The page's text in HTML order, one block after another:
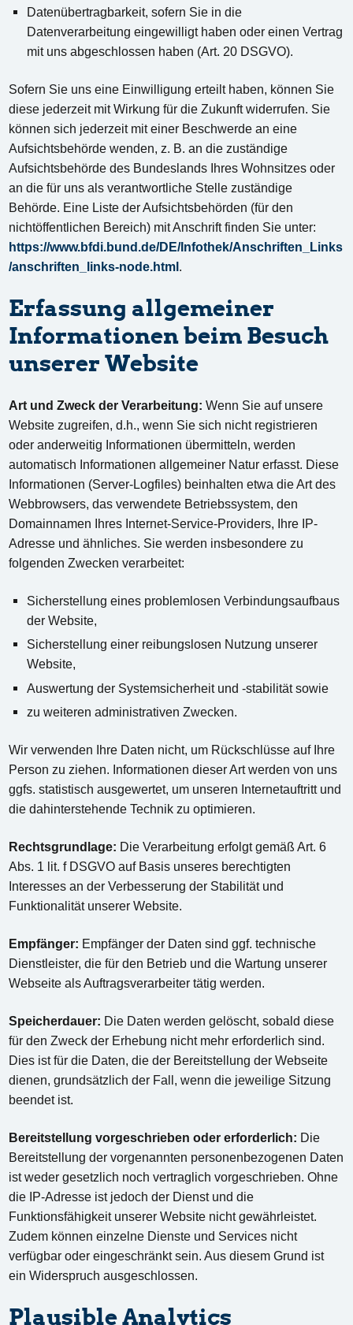
Datenübertragbarkeit, sofern Sie in die
Datenverarbeitung eingewilligt haben oder einen Vertrag
mit uns abgeschlossen haben (Art. 20 DSGVO).
Sofern Sie uns eine Einwilligung erteilt haben, können Sie
diese jederzeit mit Wirkung für die Zukunft widerrufen. Sie
können sich jederzeit mit einer Beschwerde an eine
Aufsichtsbehörde wenden, z. B. an die zuständige
Aufsichtsbehörde des Bundeslands Ihres Wohnsitzes oder
an die für uns als verantwortliche Stelle zuständige
Behörde. Eine Liste der Aufsichtsbehörden (für den
nichtöffentlichen Bereich) mit Anschrift finden Sie unter:
https://www.bfdi.bund.de/DE/Infothek/Anschriften_Links
/anschriften_links-node.html.
Erfassung allgemeiner
Informationen beim Besuch
unserer Website
Art und Zweck der Verarbeitung: Wenn Sie auf unsere
Website zugreifen, d.h., wenn Sie sich nicht registrieren
oder anderweitig Informationen übermitteln, werden
automatisch Informationen allgemeiner Natur erfasst. Diese
Informationen (Server-Logfiles) beinhalten etwa die Art des
Webbrowsers, das verwendete Betriebssystem, den
Domainnamen Ihres Internet-Service-Providers, Ihre IP-
Adresse und ähnliches. Sie werden insbesondere zu
folgenden Zwecken verarbeitet:
Sicherstellung eines problemlosen Verbindungsaufbaus
der Website,
Sicherstellung einer reibungslosen Nutzung unserer
Website,
Auswertung der Systemsicherheit und -stabilität sowie
zu weiteren administrativen Zwecken.
Wir verwenden Ihre Daten nicht, um Rückschlüsse auf Ihre
Person zu ziehen. Informationen dieser Art werden von uns
ggfs. statistisch ausgewertet, um unseren Internetauftritt und
die dahinterstehende Technik zu optimieren.
Rechtsgrundlage: Die Verarbeitung erfolgt gemäß Art. 6
Abs. 1 lit. f DSGVO auf Basis unseres berechtigten
Interesses an der Verbesserung der Stabilität und
Funktionalität unserer Website.
Empfänger: Empfänger der Daten sind ggf. technische
Dienstleister, die für den Betrieb und die Wartung unserer
Webseite als Auftragsverarbeiter tätig werden.
Speicherdauer: Die Daten werden gelöscht, sobald diese
für den Zweck der Erhebung nicht mehr erforderlich sind.
Dies ist für die Daten, die der Bereitstellung der Webseite
dienen, grundsätzlich der Fall, wenn die jeweilige Sitzung
beendet ist.
Bereitstellung vorgeschrieben oder erforderlich: Die
Bereitstellung der vorgenannten personenbezogenen Daten
ist weder gesetzlich noch vertraglich vorgeschrieben. Ohne
die IP-Adresse ist jedoch der Dienst und die
Funktionsfähigkeit unserer Website nicht gewährleistet.
Zudem können einzelne Dienste und Services nicht
verfügbar oder eingeschränkt sein. Aus diesem Grund ist
ein Widerspruch ausgeschlossen.
Plausible Analytics